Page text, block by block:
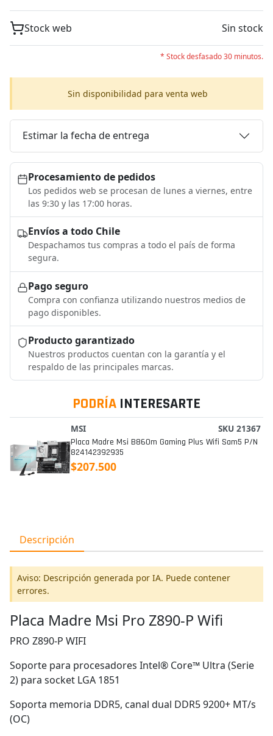
Stock web Sin stock
* Stock desfasado 30 minutos.
Sin disponibilidad para venta web
Estimar la fecha de entrega
Procesamiento de pedidos
Los pedidos web se procesan de lunes a viernes, entre
las 9:30 y las 17:00 horas.
Envíos a todo Chile
Despachamos tus compras a todo el país de forma
segura.
Pago seguro
Compra con confianza utilizando nuestros medios de
pago disponibles.
Producto garantizado
Nuestros productos cuentan con la garantía y el
respaldo de las principales marcas.
PODRÍA INTERESARTE
MSI SKU 21367
Placa Madre Msi B860m Gaming Plus Wifi Sam5 P/n
824142392935
$207.500
Descripción
Aviso: Descripción generada por IA. Puede contener
errores.
Placa Madre Msi Pro Z890-P Wifi
PRO Z890-P WIFI
Soporte para procesadores Intel® Core™ Ultra (Serie
2) para socket LGA 1851
Soporta memoria DDR5, canal dual DDR5 9200+ MT/s
(OC)